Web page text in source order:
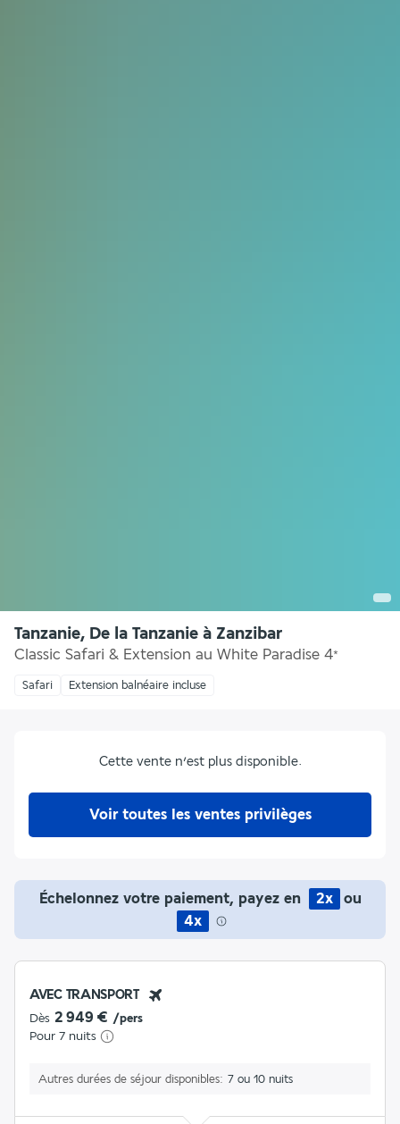
Tanzanie, De la Tanzanie à Zanzibar
Classic Safari & Extension au White Paradise 4*
Safari Extension balnéaire incluse
Cette vente n’est plus disponible.
Voir toutes les ventes privilèges
Échelonnez votre paiement, payez en 2x
ou
4x
AVEC TRANSPORT
Dès 2 949 € /pers
Pour 7 nuits
Autres durées de séjour disponibles 7 ou 10 nuits